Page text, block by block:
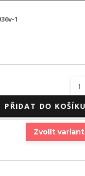
1
PŘIDAT DO KOŠÍKU
Zvolit